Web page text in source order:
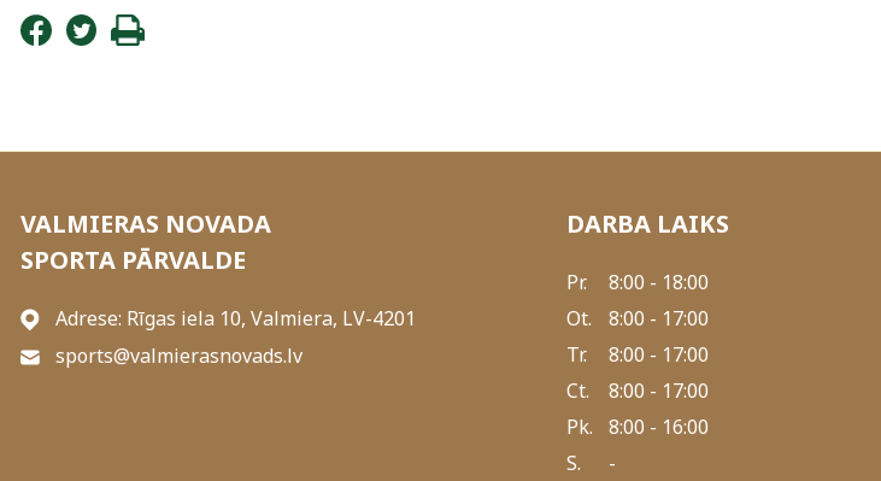
VALMIERAS NOVADA
SPORTA PĀRVALDE
Adrese: Rīgas iela 10, Valmiera, LV-4201
sports@valmierasnovads.lv
DARBA LAIKS
Pr.
8:00 - 18:00
Ot.
8:00 - 17:00
Tr.
8:00 - 17:00
Ct.
8:00 - 17:00
Pk.
8:00 - 16:00
S.
-